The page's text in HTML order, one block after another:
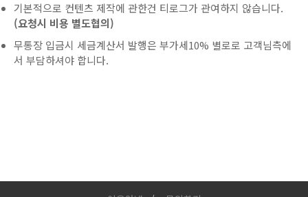
기본적으로 컨텐츠 제작에 관한건 티로그가 관여하지 않습니다.
(요청시 비용 별도협의)
무통장 입금시 세금계산서 발행은 부가세10% 별로로 고객님측에
서 부담하셔야 합니다.